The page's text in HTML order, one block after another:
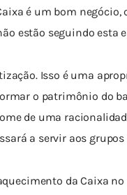
é um bom
estão seguindo esta
Isso é uma
o patrimônio do
de uma
a servir aos
da Caixa